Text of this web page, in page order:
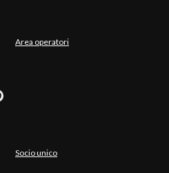
Area operatori
Socio unico